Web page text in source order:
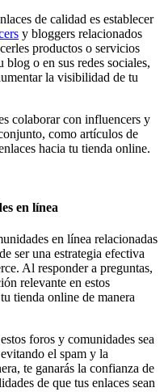
de calidad es establecer
y bloggers relacionados
productos o servicios
blog o en sus redes sociales,
la visibilidad de tu
colaborar con influencers y
como artículos de
hacia tu tienda online.
en línea
en línea relacionadas
ser una estrategia efectiva
Al responder a preguntas,
relevante en estos
tienda online de manera
foros y comunidades sea
el spam y la
te ganarás la confianza de
de que tus enlaces sean